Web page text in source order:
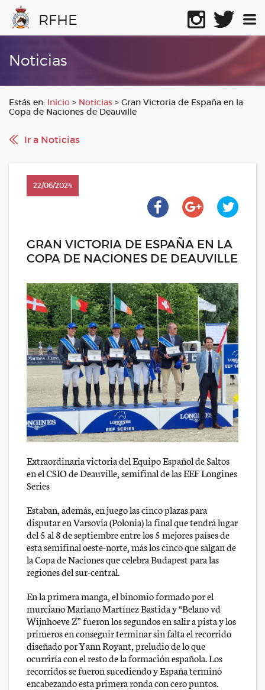
RFHE
Noticias
Estás en: Inicio > Noticias > Gran Victoria de España en la
Copa de Naciones de Deauville
Ir a Noticias
22/06/2024
GRAN VICTORIA DE ESPAÑA EN LA
COPA DE NACIONES DE DEAUVILLE
Extraordinaria victoria del Equipo Español de Saltos
en el CSIO de Deauville, semifinal de las EEF Longines
Series
Estaban, además, en juego las cinco plazas para
disputar en Varsovia (Polonia) la final que tendrá lugar
del 5 al 8 de septiembre entre los 5 mejores países de
esta semifinal oeste-norte, más los cinco que salgan de
la Copa de Naciones que celebra Budapest para las
regiones del sur-central.
En la primera manga, el binomio formado por el
murciano Mariano Martínez Bastida y “Belano vd
Wijnhoeve Z” fueron los segundos en salir a pista y los
primeros en conseguir terminar sin falta el recorrido
diseñado por Yann Royant, preludio de lo que
ocurriría con el resto de la formación española. Los
recorridos se fueron sucediendo y España terminó
encabezando esta primera ronda con cero puntos.